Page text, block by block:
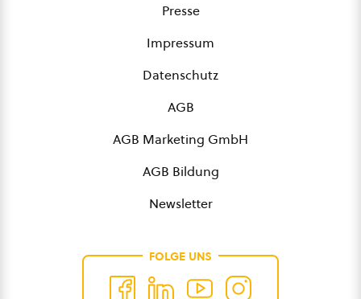
Presse
Impressum
Datenschutz
AGB
AGB Marketing GmbH
AGB Bildung
Newsletter
FOLGE UNS